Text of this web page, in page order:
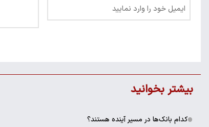
بیشتر بخوانید
کدام بانک‌ها در مسیر آینده هستند؟